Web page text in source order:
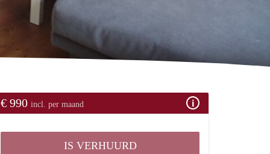
€ 990 incl. per maand
IS VERHUURD